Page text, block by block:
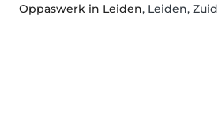
Oppaswerk in Leiden, Leiden,